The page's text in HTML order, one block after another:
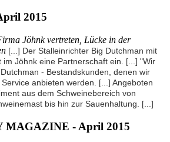
2015
Jöhnk vertreten, Lücke in der
[...] Der Stalleinrichter Big Dutchman mit
Jöhnk eine Partnerschaft ein. [...] "Wir
- Bestandskunden, denen wir
anbieten werden. [...] Angeboten
aus dem Schweinebereich von
bis hin zur Sauenhaltung. [...]
MAGAZINE - April 2015